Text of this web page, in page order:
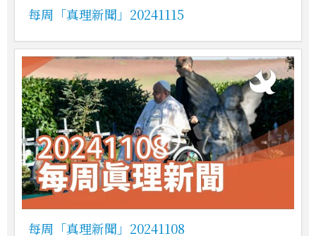
每周「真理新聞」20241115
每周「真理新聞」20241108